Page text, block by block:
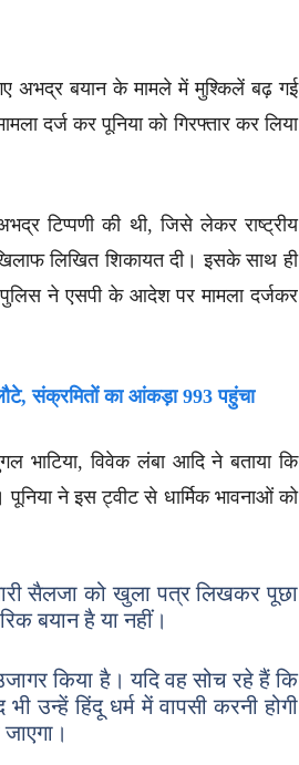
अभद्र बयान के मामले में मुश्किलें बढ़ गई
दर्ज कर पूनिया को गिरफ्तार कर लिया
टिप्पणी की थी, जिसे लेकर राष्ट्रीय
लिखित शिकायत दी। इसके साथ ही
पुलिस ने एसपी के आदेश पर मामला दर्जकर
संक्रमितों का आंकड़ा 993 पहुंचा
भाटिया, विवेक लंबा आदि ने बताया कि
ने इस ट्वीट से धार्मिक भावनाओं को
सैलजा को खुला पत्र लिखकर पूछा
बयान है या नहीं।
किया है। यदि वह सोच रहे हैं कि
उन्हें हिंदू धर्म में वापसी करनी होगी